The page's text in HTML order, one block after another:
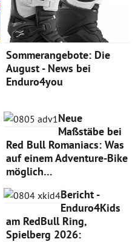
Sommerangebote: Die
August - News bei
Enduro4you
Neue
Maßstäbe bei
Red Bull Romaniacs: Was
auf einem Adventure-Bike
möglich…
Bericht -
Enduro4Kids
am RedBull Ring,
Spielberg 2026: